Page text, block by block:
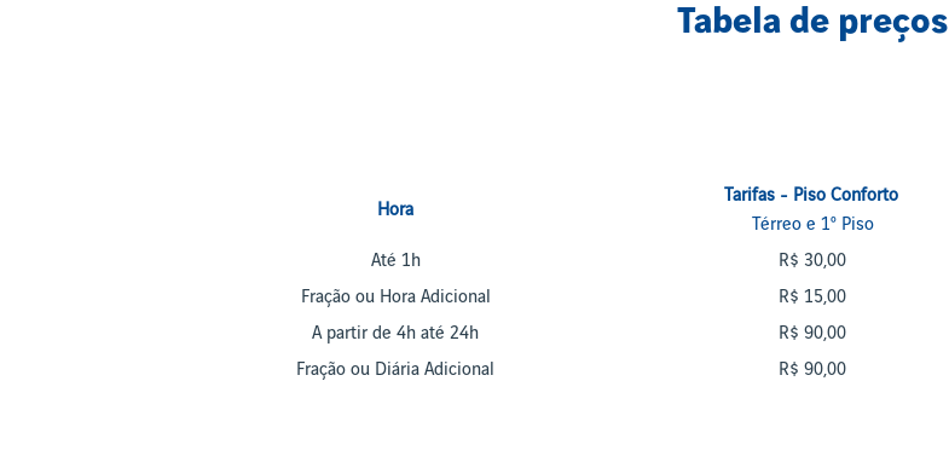
Tabela de preços
Hora
Tarifas - Piso Conforto
Térreo e 1º Piso
Até 1h R$ 30,00
Fração ou Hora Adicional
R$ 15,00
A partir de 4h até 24h
R$ 90,00
Fração ou Diária Adicional
R$ 90,00